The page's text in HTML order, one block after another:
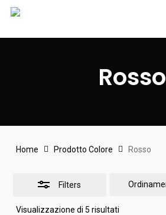
Skip
Rosso
Home Prodotto Colore Rosso
Filters
Visualizzazione di 5 risultati